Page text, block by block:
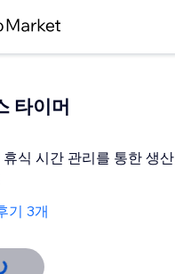
타이머
휴식 시간 관리를 통한 생산
기 3개